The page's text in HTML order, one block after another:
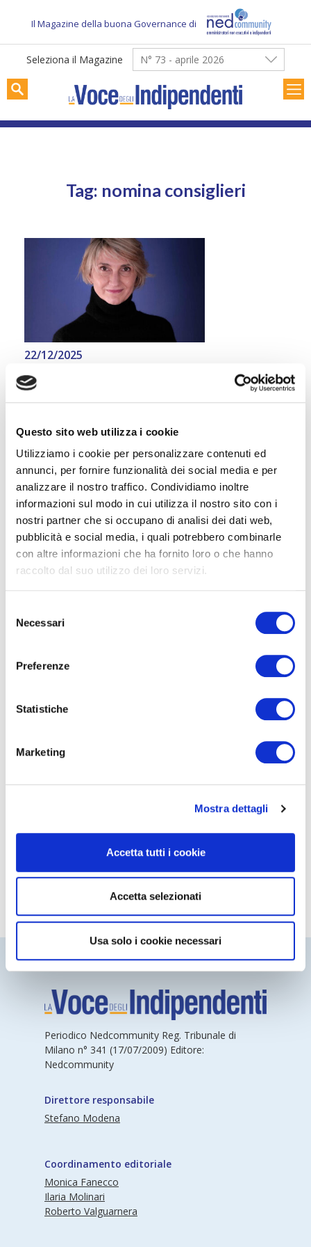
Questo sito web utilizza i cookie
Utilizziamo i cookie per personalizzare contenuti ed
annunci, per fornire funzionalità dei social media e per
analizzare il nostro traffico. Condividiamo inoltre
informazioni sul modo in cui utilizza il nostro sito con i
nostri partner che si occupano di analisi dei dati web,
pubblicità e social media, i quali potrebbero combinarle
con altre informazioni che ha fornito loro o che hanno
raccolto dal suo utilizzo dei loro servizi.
delNecessari
Preferenze
Statistiche
Marketing
Mostra dettagli
Accetta tutti i cookie
Accetta selezionati
Usa solo i cookie necessari
content
Il Magazine della buona Governance di
Seleziona il Magazine N° 73 - aprile 2026
Tag: nomina consiglieri
22/12/2025
Lista del cda uscente: il
board svolga una
valutazione seria
Leggi
28/11/2025
Leggi
15/04/2024
Nomina degli
Leggi
Periodico Nedcommunity Reg. Tribunale di
Milano n° 341 (17/07/2009) Editore:
Nedcommunity
Direttore responsabile
Stefano Modena
Coordinamento editoriale
Monica Fanecco
Ilaria Molinari
Roberto Valguarnera